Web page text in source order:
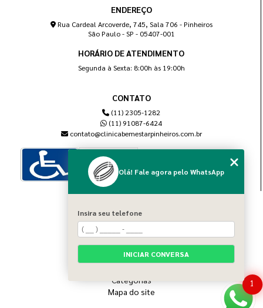
ENDEREÇO
Rua Cardeal Arcoverde, 745, Sala 706 - Pinheiros
São Paulo - SP - 05407-001
HORÁRIO DE ATENDIMENTO
Segunda à Sexta: 8:00h às 19:00h
CONTATO
(11) 2305-1282
(11) 91087-6424
contato@clinicabemestarpinheiros.com.br
Home
Sobre nós
Blog
Serviços
Categorias
Mapa do site
1
Olá! Fale agora pelo WhatsApp
Insira seu telefone
INICIAR CONVERSA